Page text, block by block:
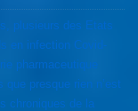
plusieurs des Etats
en infection Covid-
pharmaceutique
presque rien n’est
chroniques de la